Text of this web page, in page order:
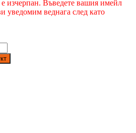
изчерпан. Въведете вашия имейл
уведомим веднага след като